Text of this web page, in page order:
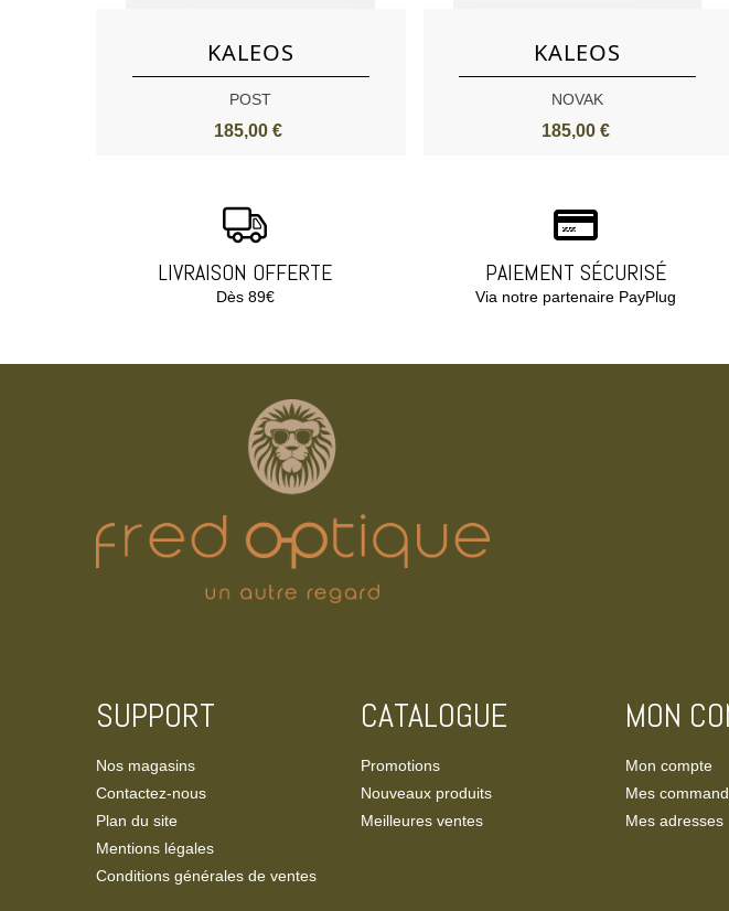
KALEOS
POST
185,00 €
KALEOS
NOVAK
185,00 €
LIVRAISON OFFERTE
Dès 89€
PAIEMENT SÉCURISÉ
Via notre partenaire PayPlug
SUPPORT
Nos magasins
Contactez-nous
Plan du site
Mentions légales
Conditions générales de ventes
CATALOGUE
Promotions
Nouveaux produits
Meilleures ventes
MON
Mon compte
Mes
Mes adresses